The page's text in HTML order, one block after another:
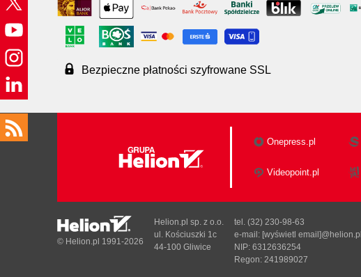
Bezpieczne płatności szyfrowane SSL
Onepress.pl
Videopoint.pl
© Helion.pl 1991-2026
Helion.pl sp. z o.o.
ul. Kościuszki 1c
44-100 Gliwice
tel. (32) 230-98-63
e-mail: [wyświetl email]@helion.pl
NIP: 6312636254
Regon: 241989027